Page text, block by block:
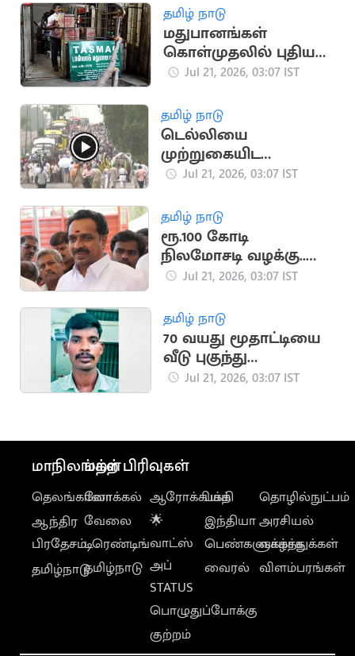
தமிழ் நாடு
மதுபானங்கள்
கொள்முதலில் புதிய
நடைமுறை - ‘டாஸ்மாக்'
Jul 21, 2026, 03:07 IST
தமிழ் நாடு
டெல்லியை
முற்றுகையிட
விவசாயிகள் ஆயத்தம்
Jul 21, 2026, 03:07 IST
தமிழ் நாடு
ரூ.100 கோடி
நிலமோசடி வழக்கு..
எம்.ஆர்.விஜயபாசகர்
உத்தரவு
Jul 21, 2026, 03:07 IST
தமிழ் நாடு
70 வயது மூதாட்டியை
வீடு புகுந்து
பலாத்காரம் செய்த
Jul 21, 2026, 03:07 IST
மாநிலங்கள்
தெலங்கானா
ஆந்திர
பிரதேசம்
தமிழ்நாடு
மற்ற பிரிவுகள்
லோக்கல்
வேலை
டிரெண்டிங்
தமிழ்நாடு
ஆரோக்கியம்
🌟
வாட்ஸ்
அப்
STATUS
பொழுதுப்போக்கு
குற்றம்
பக்தி
இந்தியா
பெண்களுக்காக
வைரல்
தொழில்நுட்பம்
அரசியல்
வாழ்த்துக்கள்
விளம்பரங்கள்